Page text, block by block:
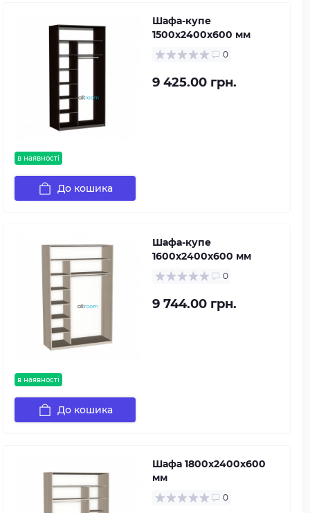
в наявності
Шафа-купе
1500х2400х600 мм
0
9 425.00 грн.
До кошика
в наявності
Шафа-купе
1600х2400х600 мм
0
9 744.00 грн.
До кошика
Шафа 1800х2400х600
мм
0